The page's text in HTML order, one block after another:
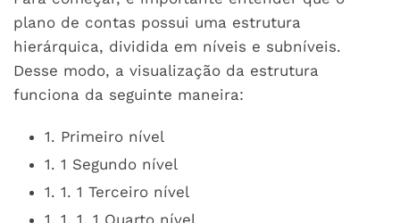
plano de contas possui uma estrutura
hierárquica, dividida em níveis e subníveis.
Desse modo, a visualização da estrutura
funciona da seguinte maneira:
1. Primeiro nível
1. 1 Segundo nível
1. 1. 1 Terceiro nível
1. 1. 1. 1 Quarto nível